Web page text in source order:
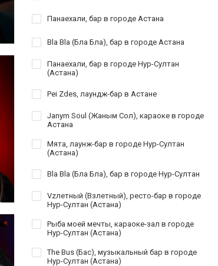
Панаехали, бар в городе Астана
Bla Bla (Бла Бла), бар в городе Астана
Панаехали, бар в городе Нур-Султан
(Астана)
Pei Zdes, лаундж-бар в Астане
Janym Soul (Жаным Сол), караоке в городе
Астана
Мята, лаунж-бар в городе Нур-Султан
(Астана)
Bla Bla (Бла Бла), бар в городе Нур-Султан
Vzлетный (Взлетный), ресто-бар в городе
Нур-Султан (Астана)
Рыба моей мечты, караоке-зал в городе
Нур-Султан (Астана)
The Bus (Бас), музыкальный бар в городе
Нур-Султан (Астана)